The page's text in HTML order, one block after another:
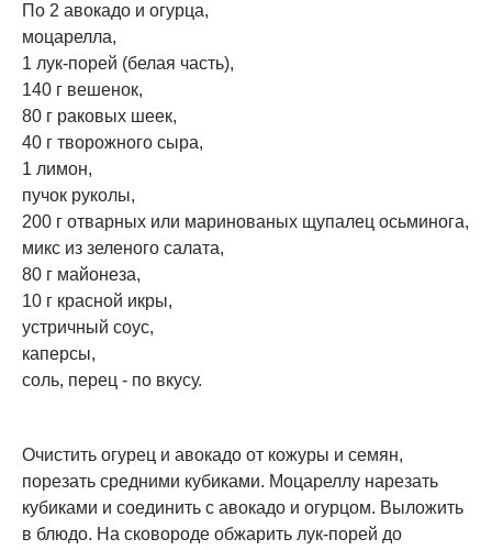
По 2 авокадо и огурца,
моцарелла,
1 лук-порей (белая часть),
140 г вешенок,
80 г раковых шеек,
40 г творожного сыра,
1 лимон,
пучок руколы,
200 г отварных или маринованых щупалец осьминога,
микс из зеленого салата,
80 г майонеза,
10 г красной икры,
устричный соус,
каперсы,
соль, перец - по вкусу.
Очистить огурец и авокадо от кожуры и семян,
порезать средними кубиками. Моцареллу нарезать
кубиками и соединить с авокадо и огурцом. Выложить
в блюдо. На сковороде обжарить лук-порей до